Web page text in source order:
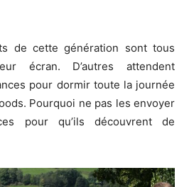
de cette génération sont tous
écran. D’autres attendent
pour dormir toute la journée
Pourquoi ne pas les envoyer
pour qu’ils découvrent de